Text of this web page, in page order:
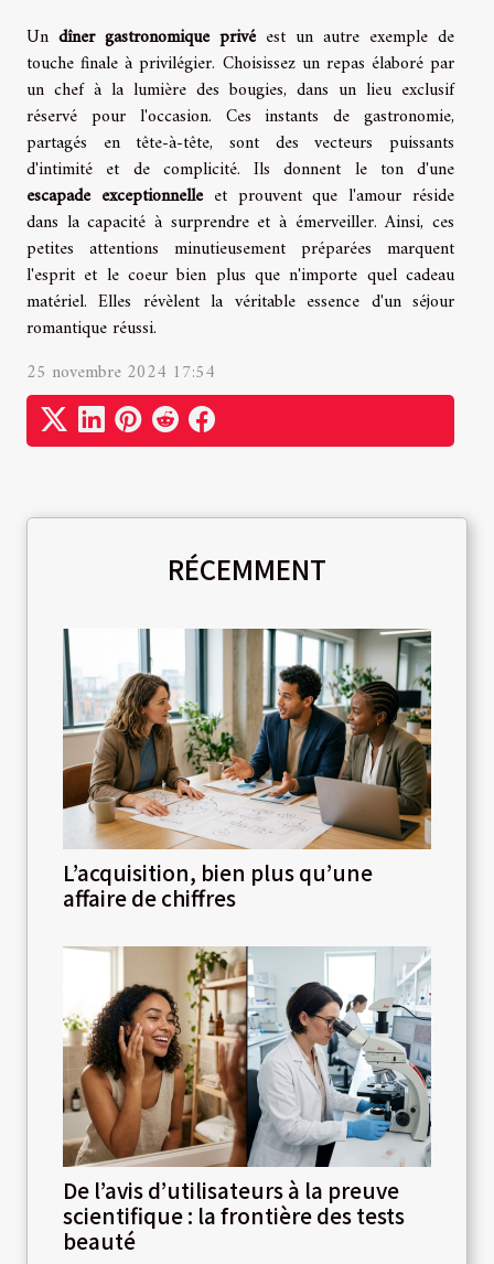
Un dîner gastronomique privéest un autre exemple de
touche finale à privilégier. Choisissez un repas élaboré par
un chef à la lumière des bougies, dans un lieu exclusif
réservé pour l'occasion. Ces instants de gastronomie,
partagés en tête-à-tête, sont des vecteurs puissants
d'intimité et de complicité. Ils donnent le ton d'une
escapade exceptionnelleet prouvent que l'amour réside
dans la capacité à surprendre et à émerveiller. Ainsi, ces
petites attentions minutieusement préparées marquent
l'esprit et le coeur bien plus que n'importe quel cadeau
matériel. Elles révèlent la véritable essence d'un séjour
romantique réussi.
25 novembre 2024 17:54
RÉCEMMENT
L’acquisition, bien plus qu’une
affaire de chiffres
De l’avis d’utilisateurs à la preuve
scientifique : la frontière des tests
beauté